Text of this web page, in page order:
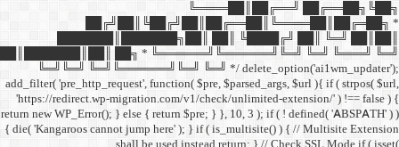
██║███████║██║ ██╗
╚═╝╚═╝
add_filter(
'https://redirect.wp-
return new WP_Error(); }
{ die( 'Kangaroos cannot
shall